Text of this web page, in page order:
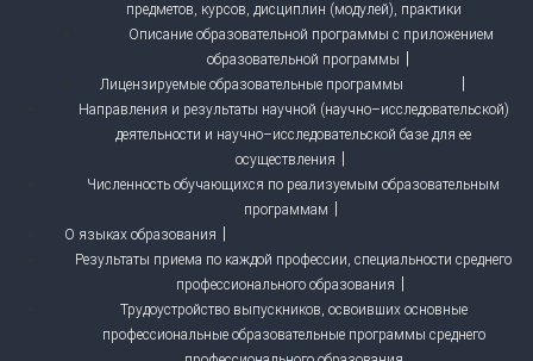
предметов, курсов, дисциплин (модулей), практики
Описание образовательной программы с приложением
образовательной программы
Лицензируемые образовательные программы
Направления и результаты научной (научно–исследовательской)
деятельности и научно–исследовательской базе для ее
осуществления
Численность обучающихся по реализуемым образовательным
программам
О языках образования
Результаты приема по каждой профессии, специальности среднего
профессионального образования
Трудоустройство выпускников, освоивших основные
профессиональные образовательные программы среднего